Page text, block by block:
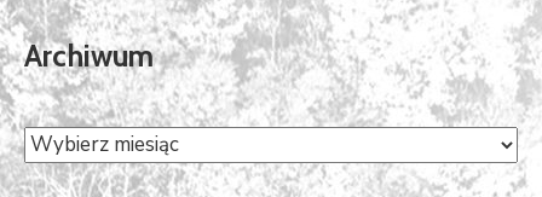
Archiwum